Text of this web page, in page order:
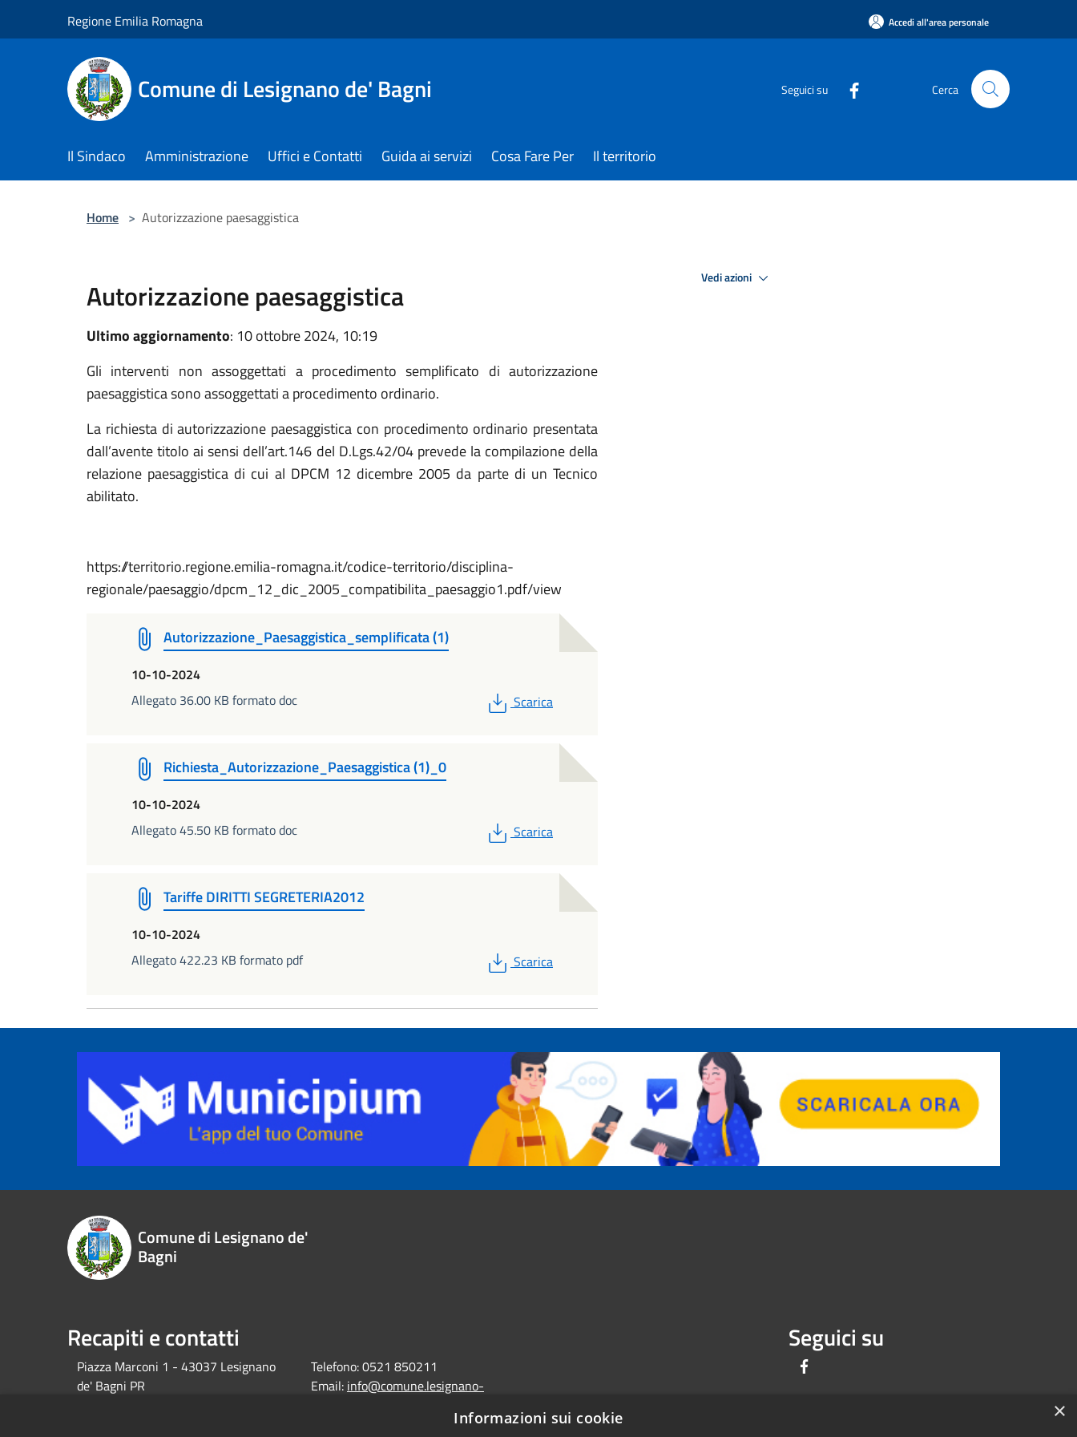
Regione Emilia Romagna Accedi all'area personale
Comune di Lesignano de' Bagni Seguici su Cerca
Il Sindaco Amministrazione Uffici e Contatti Guida ai servizi Cosa Fare Per Il territorio
Home > Autorizzazione paesaggistica
Autorizzazione paesaggistica
Ultimo aggiornamento: 10 ottobre 2024, 10:19
Gli interventi non assoggettati a procedimento semplificato di autorizzazione
paesaggistica sono assoggettati a procedimento ordinario.
La richiesta di autorizzazione paesaggistica con procedimento ordinario presentata
dall’avente titolo ai sensi dell’art.146 del D.Lgs.42/04 prevede la compilazione della
relazione paesaggistica di cui al DPCM 12 dicembre 2005 da parte di un Tecnico
abilitato.
https://territorio.regione.emilia-romagna.it/codice-territorio/disciplina-
regionale/paesaggio/dpcm_12_dic_2005_compatibilita_paesaggio1.pdf/view
Autorizzazione_Paesaggistica_semplificata (1)
10-10-2024
Allegato 36.00 KB formato doc
PDF
Scarica
Richiesta_Autorizzazione_Paesaggistica (1)_0
10-10-2024
Allegato 45.50 KB formato doc
PDF
Scarica
Tariffe DIRITTI SEGRETERIA2012
10-10-2024
Allegato 422.23 KB formato pdf
PDF
Scarica
Vedi azioni
Comune di Lesignano de'
Bagni
Recapiti e contatti
Piazza Marconi 1 - 43037 Lesignano
de' Bagni PR
Telefono:0521 850211
Email: info@comune.lesignano-
Seguici su
×
Informazioni sui cookie